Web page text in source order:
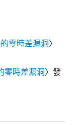
零時差漏洞〉
時差漏洞〉發